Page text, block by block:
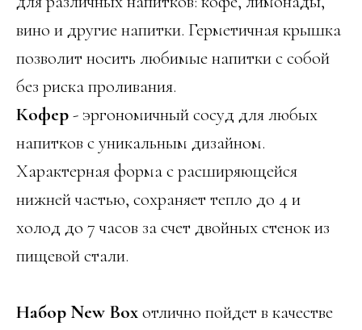
вино и другие напитки. Герметичная крышка
позволит носить любимые напитки с собой
без риска проливания.
Кофер- эргономичный сосуд для любых
напитков с уникальным дизайном.
Характерная форма с расширяющейся
нижней частью, сохраняет тепло до 4 и
холод до 7 часов за счет двойных стенок из
пищевой стали.
Набор New Boxотлично пойдет в качестве